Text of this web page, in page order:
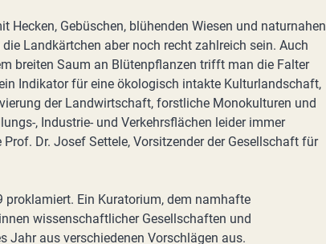
Hecken, Gebüschen, blühenden Wiesen und naturnahen
Landkärtchen aber noch recht zahlreich sein. Auch
breiten Saum an Blütenpflanzen trifft man die Falter
Indikator für eine ökologisch intakte Kulturlandschaft,
der Landwirtschaft, forstliche Monokulturen und
, Industrie- und Verkehrsflächen leider immer
Dr. Josef Settele, Vorsitzender der Gesellschaft für
proklamiert. Ein Kuratorium, dem namhafte
wissenschaftlicher Gesellschaften und
Jahr aus verschiedenen Vorschlägen aus.